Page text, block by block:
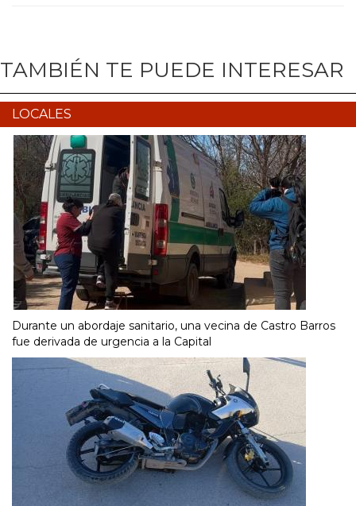
TAMBIÉN TE PUEDE INTERESAR
LOCALES
Durante un abordaje sanitario, una vecina de Castro Barros
fue derivada de urgencia a la Capital